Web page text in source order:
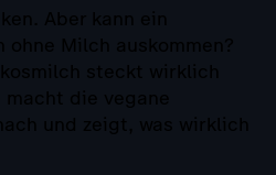
Aber kann ein
Milch auskommen?
steckt wirklich
die vegane
und zeigt, was wirklich